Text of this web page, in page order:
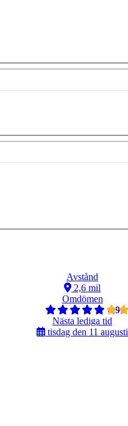
Avstånd
2,6 mil
Omdömen
4,9
Nästa lediga tid
tisdag den 11 augusti